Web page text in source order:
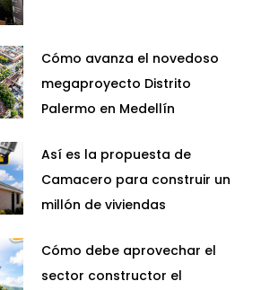
Cómo avanza el novedoso
megaproyecto Distrito
Palermo en Medellín
Así es la propuesta de
Camacero para construir un
millón de viviendas
Cómo debe aprovechar el
sector constructor el